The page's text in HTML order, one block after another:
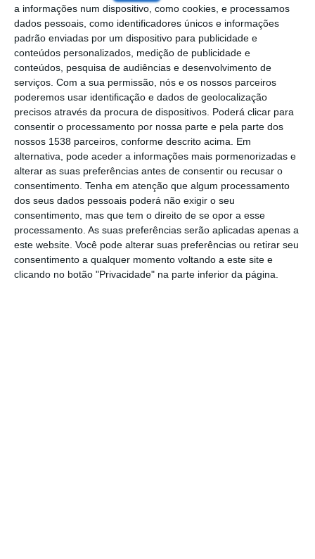
a informações num dispositivo, como cookies, e processamos
dados pessoais, como identificadores únicos e informações
padrão enviadas por um dispositivo para publicidade e
conteúdos personalizados, medição de publicidade e
conteúdos, pesquisa de audiências e desenvolvimento de
serviços. Com a sua permissão, nós e os nossos parceiros
poderemos usar identificação e dados de geolocalização
precisos através da procura de dispositivos. Poderá clicar para
consentir o processamento por nossa parte e pela parte dos
nossos 1538 parceiros, conforme descrito acima. Em
alternativa, pode aceder a informações mais pormenorizadas e
alterar as suas preferências antes de consentir ou recusar o
consentimento. Tenha em atenção que algum processamento
dos seus dados pessoais poderá não exigir o seu
consentimento, mas que tem o direito de se opor a esse
processamento. As suas preferências serão aplicadas apenas a
este website. Você pode alterar suas preferências ou retirar seu
consentimento a qualquer momento voltando a este site e
clicando no botão "Privacidade" na parte inferior da página.
Uma viatura pesada de mercadorias ficou
esta terça-feira totalmente destruída, depois
de um incêndio ter eclodido na cabine,
quando este circulava no sentido Norte – Sul
da Auto-estrada 15, entre Santarém e Rio
Maior.
O alerta foi dado cerca das 06.30 horas e
para o local foram mobilizados meios dos
Bombeiros de Rio Maior, GNR e Brisa.